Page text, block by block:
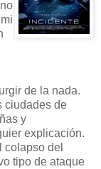
de la nada.
ciudades de
y
explicación.
colapso del
tipo de ataque